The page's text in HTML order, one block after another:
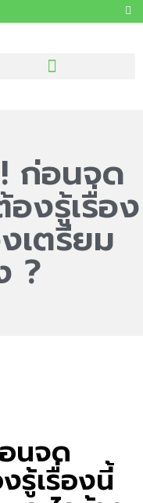
ก่อนจด
องรู้เรื่อง
เตรียม
?
นจด
รู้เรื่องนี้